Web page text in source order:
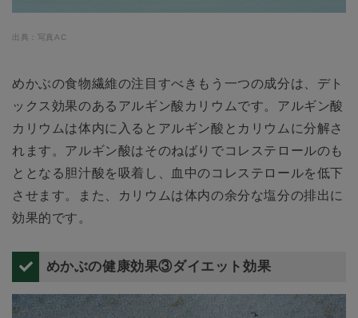
出典：写真AC
めかぶの食物繊維の注目すべきもう一つの成分は、デト
ックス効果のあるアルギン酸カリウムです。アルギン酸
カリウムは体内に入るとアルギン酸とカリウムに分解さ
れます。アルギン酸はそのねばりでコレステロールのも
ととなる胆汁酸を吸着し、血中のコレステロールを低下
させます。また、カリウムは体内の余分な塩分の排出に
効果的です。
めかぶの健康効果③ダイエット効果